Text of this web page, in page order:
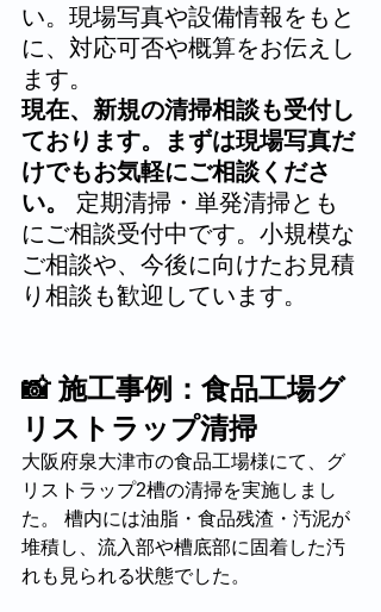
い。現場写真や設備情報をもと
に、対応可否や概算をお伝えし
ます。
現在、新規の清掃相談も受付し
ております。まずは現場写真だ
けでもお気軽にご相談くださ
い。
定期清掃・単発清掃とも
にご相談受付中です。小規模な
ご相談や、今後に向けたお見積
り相談も歓迎しています。
📸 施工事例：食品工場グ
リストラップ清掃
大阪府泉大津市の食品工場様にて、グ
リストラップ2槽の清掃を実施しまし
た。 槽内には油脂・食品残渣・汚泥が
堆積し、流入部や槽底部に固着した汚
れも見られる状態でした。